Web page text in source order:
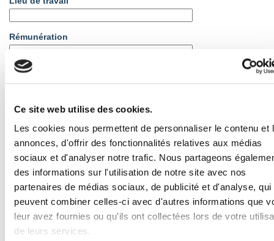
Ce site web utilise des cookies.
Les cookies nous permettent de personnaliser le contenu et
annonces, d'offrir des fonctionnalités relatives aux médias
sociaux et d'analyser notre trafic. Nous partageons
des informations sur l'utilisation de notre site avec nos
partenaires de médias sociaux, de publicité et d'analyse, qui
peuvent combiner celles-ci avec d'autres informations que
leur avez fournies ou qu'ils ont collectées lors de votre
de leurs services.
Rémunération
Texte de votre offre d'emploi
Pièce jointe (*)